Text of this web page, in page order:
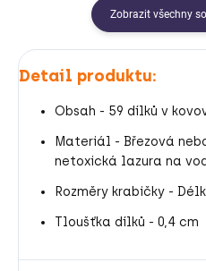
Zobrazit všechny
Detail produktu:
Obsah - 59 dílků v
Materiál - Březová
netoxická lazura na
Rozměry krabičky -
Tloušťka dílků - 0,4 cm